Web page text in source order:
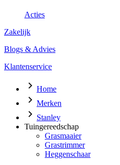
Acties
Zakelijk
Blogs & Advies
Klantenservice
Home
Merken
Stanley
Tuingereedschap
Grasmaaier
Grastrimmer
Heggenschaar